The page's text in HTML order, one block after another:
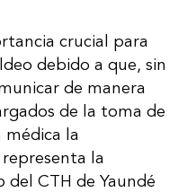
crucial para
debido a que, sin
de manera
de la toma de
médica la
la
CTH de Yaundé